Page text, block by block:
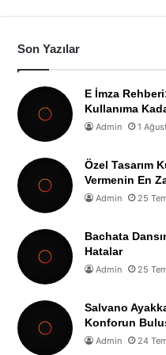
Son Yazılar
E İmza
Kullanıma
Admin 1
Özel Tasarım
Vermenin En
Admin 25
Bachata
Hatalar
Admin 25
Salvano
Konforun
Admin 24